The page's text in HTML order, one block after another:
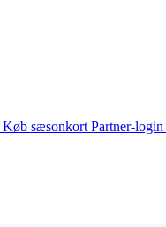
Køb sæsonkort Partner-login